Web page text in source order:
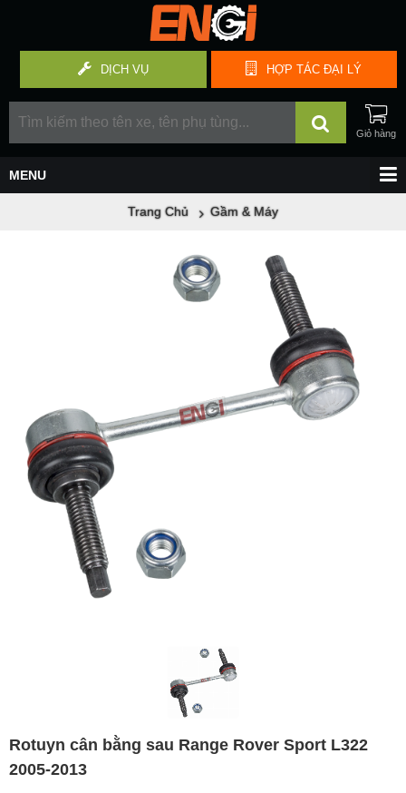
HỢP TÁC ĐẠI LÝ
DỊCH VỤ
Trang Chủ Gầm & Máy
Rotuyn cân bằng sau Range Rover Sport L322
2005-2013